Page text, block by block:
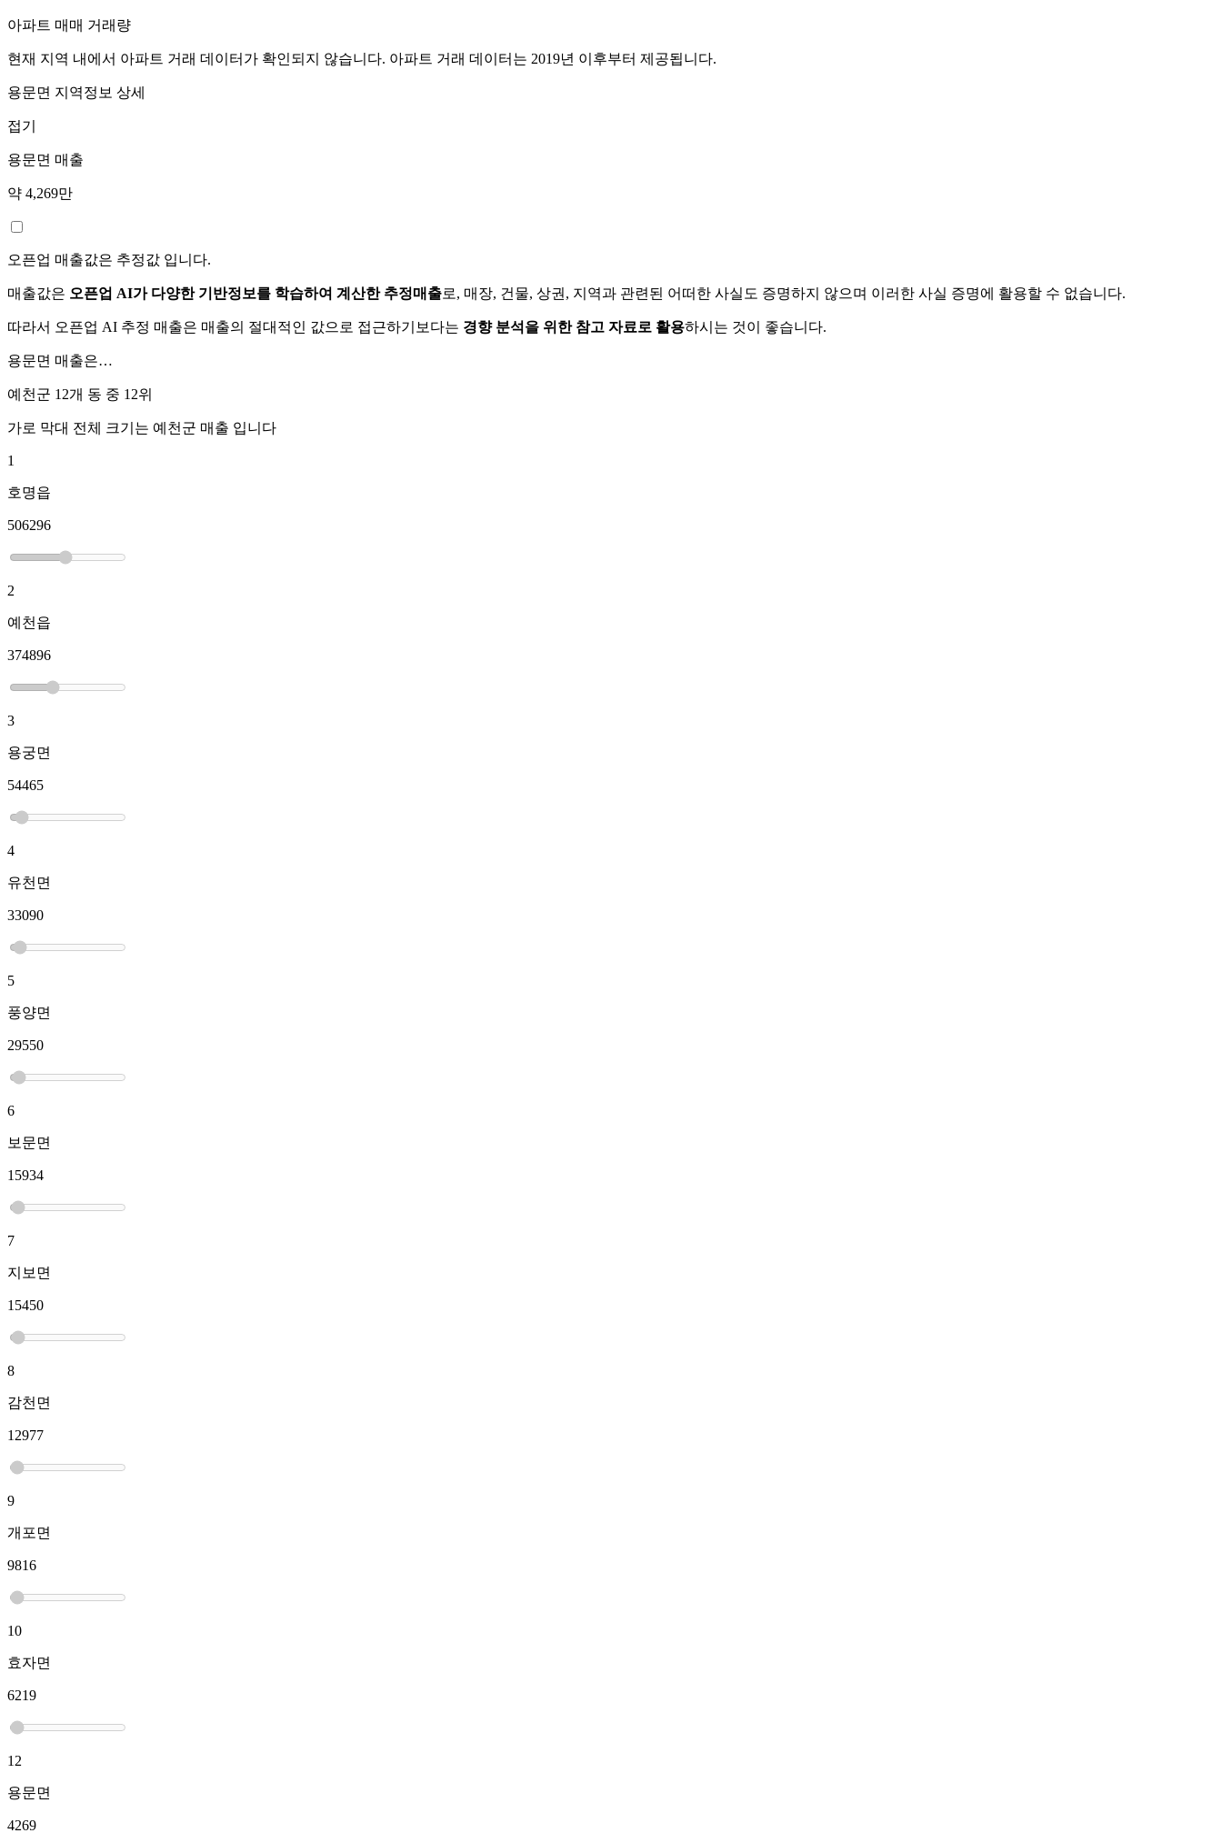
아파트 매매 거래량
현재 지역 내에서 아파트 거래 데이터가 확인되지 않습니다. 아파트 거래 데이터는 2019년 이후부터 제공됩니다.
용문면 지역정보 상세
접기
용문면 매출
약 4,269만
오픈업 매출값은 추정값 입니다.
매출값은 오픈업 AI가 다양한 기반정보를 학습하여 계산한 추정매출로, 매장, 건물, 상권, 지역과 관련된 어떠한 사실도 증명하지 않으며 이러한 사실 증명에 활용할 수 없습니다.
따라서 오픈업 AI 추정 매출은 매출의 절대적인 값으로 접근하기보다는 경향 분석을 위한 참고 자료로 활용하시는 것이 좋습니다.
용문면 매출은…
예천군 12개 동 중 12위
가로 막대 전체 크기는 예천군 매출 입니다
1
호명읍
506296
2
예천읍
374896
3
용궁면
54465
4
유천면
33090
5
풍양면
29550
6
보문면
15934
7
지보면
15450
8
감천면
12977
9
개포면
9816
10
효자면
6219
12
용문면
4269